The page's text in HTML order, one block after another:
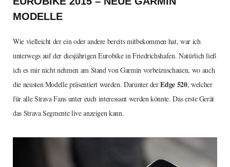
MODELLE
Wie vielleicht der ein oder andere bereits mitbekommen hat, war ich
unterwegs auf der diesjährigen Eurobike in Friedrichshafen. Natürlich ließ
ich es mir nicht nehmen am Stand von Garmin vorbeizuschauen, wo auch
die neusten Modelle präsentiert wurden. Darunter derEdge 520, welcher
für alle Strava Fans unter euch interessant werden könnte. Das erste Gerät
das Strava Segmente live anzeigen kann.